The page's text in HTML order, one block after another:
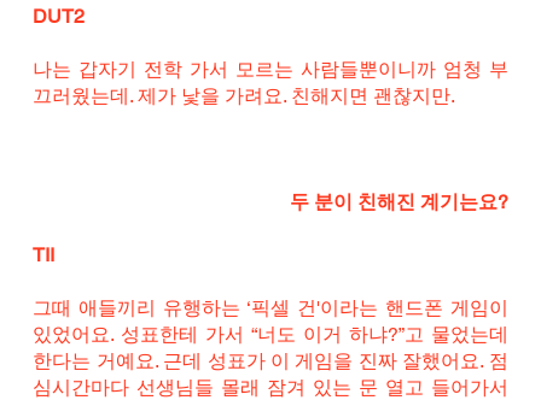
DUT2
나는 갑자기 전학 가서 모르는 사람들뿐이니까 엄청 부
끄러웠는데. 제가 낯을 가려요. 친해지면 괜찮지만.
두 분이 친해진 계기는요?
TII
그때 애들끼리 유행하는 ‘픽셀 건'이라는 핸드폰 게임이
있었어요. 성표한테 가서 “너도 이거 하냐?”고 물었는데
한다는 거예요. 근데 성표가 이 게임을 진짜 잘했어요. 점
심시간마다 선생님들 몰래 잠겨 있는 문 열고 들어가서